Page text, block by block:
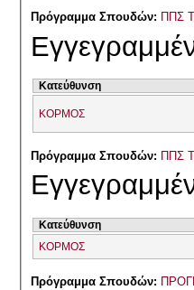
Πρόγραμμα Σπουδών: ΠΠΣ
Κατεύθυνση
ΚΟΡΜΟΣ
Πρόγραμμα Σπουδών: ΠΠΣ
Κατεύθυνση
ΚΟΡΜΟΣ
Πρόγραμμα Σπουδών: